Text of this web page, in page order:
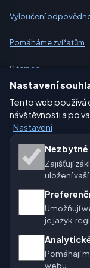
Vyloučení
Pomáháme zvířatům
Sitemap
Nastavení
🇨🇿 Česko
🇩🇪🇦🇹🇨🇭
🌎
🇮🇳 Jižní a
Nastavení
Tento web používá
návštěvnosti a po
Nastavení
Zajišťují
uložení
Umožňují
je jazyk,
Pomáhají
webu.